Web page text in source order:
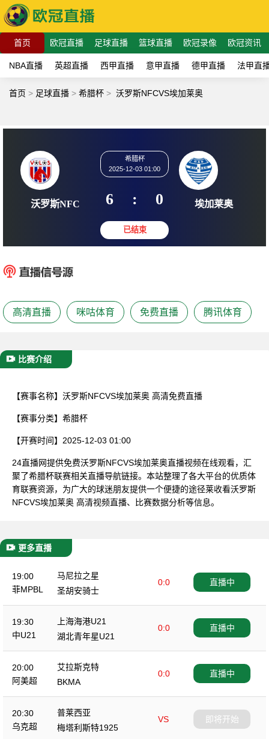
首页 欧冠直播 足球直播 篮球直播 欧冠录像 欧冠资讯
NBA直播 英超直播 西甲直播 意甲直播 德甲直播 法甲直
首页 > 足球直播 > 希腊杯 > 沃罗斯NFCVS埃加莱奥
沃罗斯NFC
希腊杯
2025-12-03 01:00
6 : 0 埃加
高清直播 咪咕体育 免费直播 腾讯体育
比赛介绍
【赛事名称】 沃罗斯NFCVS埃加莱奥 高清免费直播
【赛事分类】 希腊杯
【开赛时间】 2025-12-03 01:00
24直播网提供免费沃罗斯NFCVS埃加莱奥直播视频在线观看，汇
聚了希腊杯联赛相关直播导航链接。本站整理了各大平台的优质体
育联赛资源，为广大的球迷朋友提供一个便捷的途径莱收看沃罗斯
NFCVS埃加莱奥 高清视频直播、比赛数据分析等信息。
更多直播
19:00
菲MPBL
马尼拉之星
0:0
圣胡安骑士
直播中
19:30
中U21
上海海港U21
0:0
湖北青年星U21
直播中
20:00
阿美超
艾拉斯克特
0:0
BKMA
直播中
20:30
乌克超
普莱西亚
VS
梅塔利斯特1925
即将开始